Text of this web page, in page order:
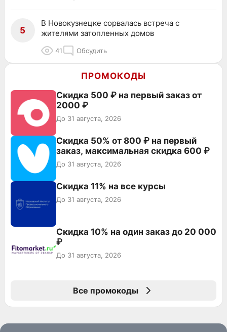
5
В Новокузнецке сорвалась встреча с
жителями затопленных домов
41 Обсудить
ПРОМОКОДЫ
Скидка 500 ₽ на первый заказ от
2000 ₽
До 31 августа, 2026
Скидка 50% от 800 ₽ на первый
заказ, максимальная скидка 600 ₽
До 31 августа, 2026
Скидка 11% на все курсы
До 31 августа, 2026
Скидка 10% на один заказ до 20 000
₽
До 31 августа, 2026
Все промокоды